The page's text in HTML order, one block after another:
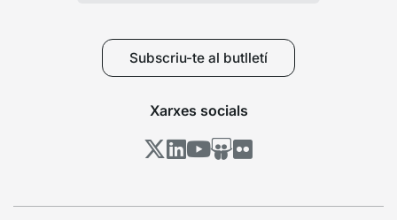
Subscriu-te al butlletí
Xarxes socials